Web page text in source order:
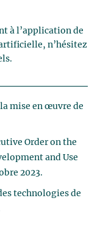
à l’application de
n’hésitez
mise en œuvre de
Order on the
and Use
2023.
technologies de